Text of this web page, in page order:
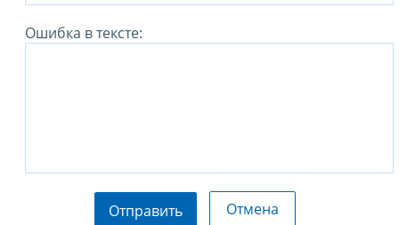
Ошибка в тексте:
Отправить Отмена